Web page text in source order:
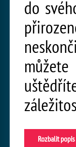
do
Rozbalit popis